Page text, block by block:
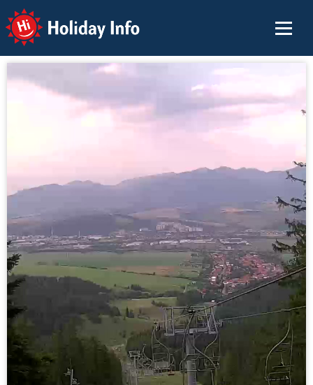
Holiday Info